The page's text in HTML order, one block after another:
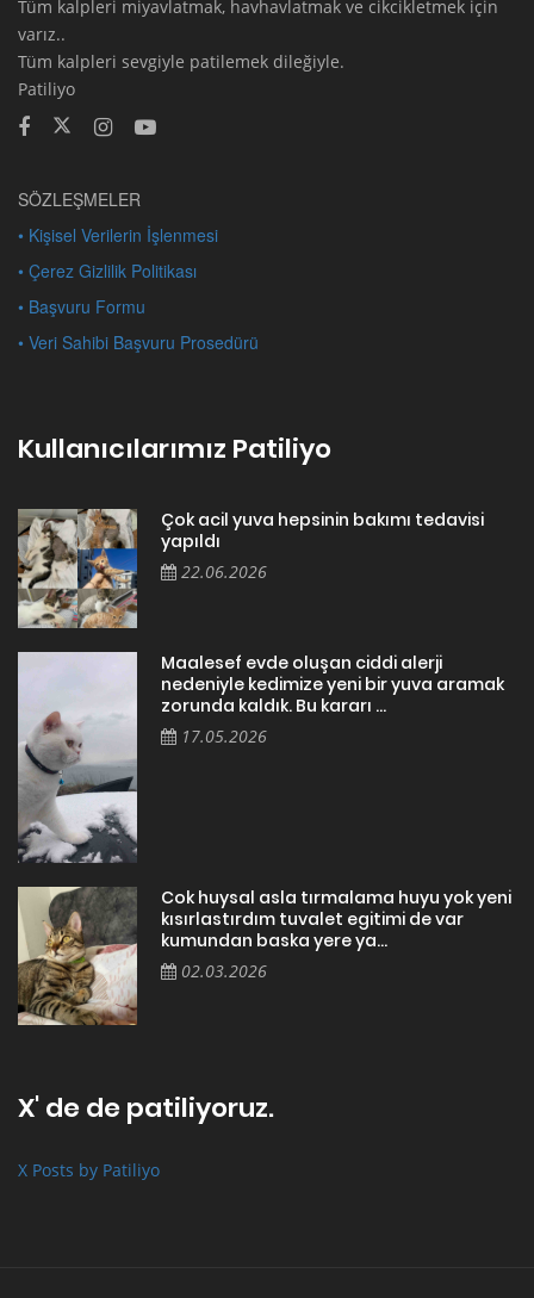
Tüm kalpleri miyavlatmak, havhavlatmak ve cikcikletmek için
varız..
Tüm kalpleri sevgiyle patilemek dileğiyle.
Patiliyo
SÖZLEŞMELER
• Kişisel Verilerin İşlenmesi
• Çerez Gizlilik Politikası
• Başvuru Formu
• Veri Sahibi Başvuru Prosedürü
Kullanıcılarımız Patiliyo
Çok acil yuva hepsinin bakımı tedavisi
yapıldı
22.06.2026
Maalesef evde oluşan ciddi alerji
nedeniyle kedimize yeni bir yuva aramak
zorunda kaldık. Bu kararı ...
17.05.2026
Cok huysal asla tırmalama huyu yok yeni
kısırlastırdım tuvalet egitimi de var
kumundan baska yere ya...
02.03.2026
X' de de patiliyoruz.
X Posts by Patiliyo